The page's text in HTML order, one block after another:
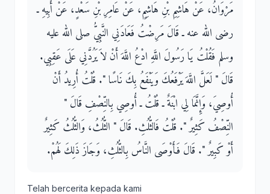
مَرْوَانُ، عَنْ هَاشِمِ بْنِ هَاشِمٍ، عَنْ عَامِرِ بْنِ سَعْدٍ، عَنْ أَبِيهِ ـ
رضى الله عنه ـ قَالَ مَرِضْتُ فَعَادَنِي النَّبِيُّ صلى الله عليه
وسلم فَقُلْتُ يَا رَسُولَ اللَّهِ ادْعُ اللَّهَ أَنْ لاَ يَرُدَّنِي عَلَى عَقِبِي‏.‏
قَالَ ‏"‏ لَعَلَّ اللَّهَ يَرْفَعُكَ وَيَنْفَعُ بِكَ نَاسًا ‏"‏‏.‏ قُلْتُ أُرِيدُ أَنْ
أُوصِيَ، وَإِنَّمَا لِي ابْنَةٌ ـ قُلْتُ ـ أُوصِي بِالنِّصْفِ قَالَ ‏"‏
النِّصْفُ كَثِيرٌ ‏"‏‏.‏ قُلْتُ فَالثُّلُثِ‏.‏ قَالَ ‏"‏ الثُّلُثُ، وَالثُّلُثُ كَثِيرٌ
أَوْ كَبِيرٌ ‏"‏‏.‏ قَالَ فَأَوْصَى النَّاسُ بِالثُّلُثِ، وَجَازَ ذَلِكَ لَهُمْ‏.‏
Telah bercerita kepada kami